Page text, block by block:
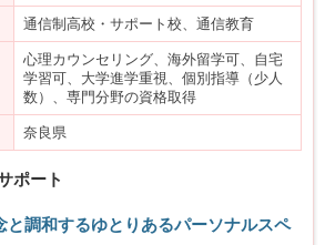
通信制高校・サポート校、通信教育
心理カウンセリング、海外留学可、自宅
学習可、大学進学重視、個別指導（少人
数）、専門分野の資格取得
奈良県
ポート
と調和するゆとりあるパーソナルスペ